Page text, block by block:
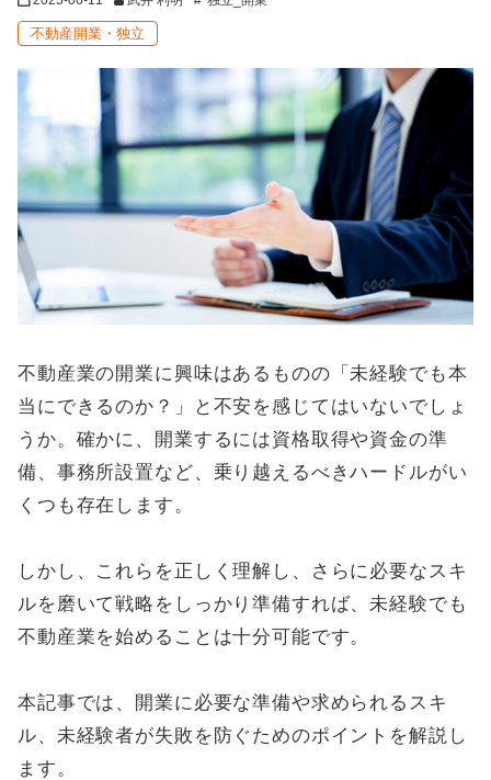
不動産開業・独立
不動産業の開業に興味はあるものの「未経験でも本
当にできるのか？」と不安を感じてはいないでしょ
うか。確かに、開業するには資格取得や資金の準
備、事務所設置など、乗り越えるべきハードルがい
くつも存在します。
しかし、これらを正しく理解し、さらに必要なスキ
ルを磨いて戦略をしっかり準備すれば、未経験でも
不動産業を始めることは十分可能です。
本記事では、開業に必要な準備や求められるスキ
ル、未経験者が失敗を防ぐためのポイントを解説し
ます。